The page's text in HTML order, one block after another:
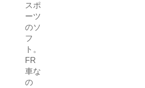
スポ
ーツ
のソ
フ
ト。
FR
車な
の